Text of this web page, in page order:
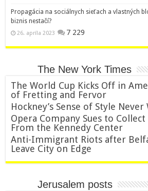
Propagácia na sociálnych sieťach a vlastných
biznis nestačí?
26. apríla 2023 7 229
The New York Times
The World Cup Kicks Off in
of Fretting and Fervor
Hockney’s Sense of Style Never
Opera Company Sues to
From the Kennedy Center
Anti-Immigrant Riots after
Leave City on Edge
Jerusalem posts